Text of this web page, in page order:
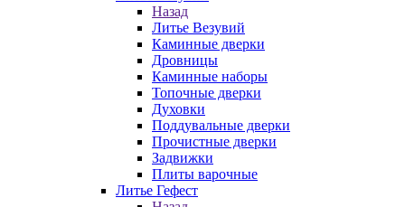
Назад
Литье Везувий
Каминные дверки
Дровницы
Каминные наборы
Топочные дверки
Духовки
Поддувальные дверки
Прочистные дверки
Задвижки
Плиты варочные
Литье Гефест